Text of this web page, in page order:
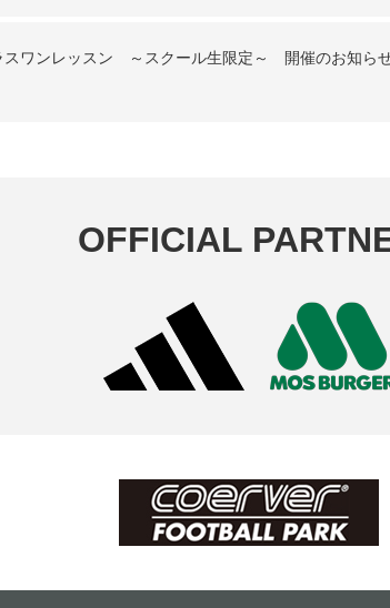
ワンレッスン ～スクール生限定～ 開催のお知ら
OFFICIAL